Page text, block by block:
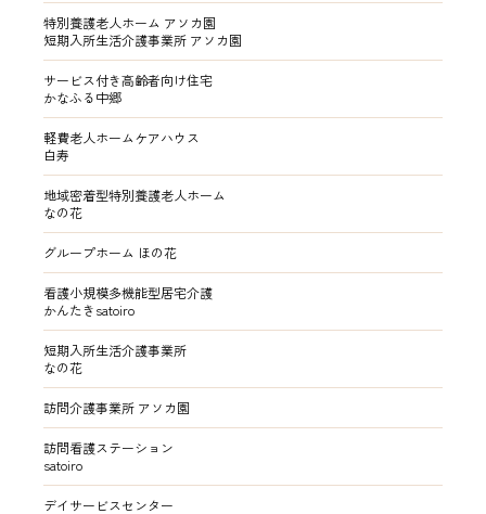
特別養護老人ホーム アソカ園
短期入所生活介護事業所 アソカ園
サービス付き高齢者向け住宅
かなふる中郷
軽費老人ホームケアハウス
白寿
地域密着型特別養護老人ホーム
なの花
グループホーム ほの花
看護小規模多機能型居宅介護
かんたきsatoiro
短期入所生活介護事業所
なの花
訪問介護事業所 アソカ園
訪問看護ステーション
satoiro
デイサービスセンター